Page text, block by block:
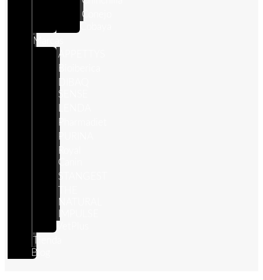
Conejo
Marcas
APPETTYS
Bioiberica
SENSE
Pharmadiet
PURINA
Royal
Canin
STANGEST
NATURAL
Blog